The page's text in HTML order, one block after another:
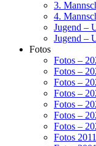
3.
4.
Jugend –
Jugend –
Fotos
Fotos –
Fotos –
Fotos –
Fotos –
Fotos –
Fotos –
Fotos –
Fotos